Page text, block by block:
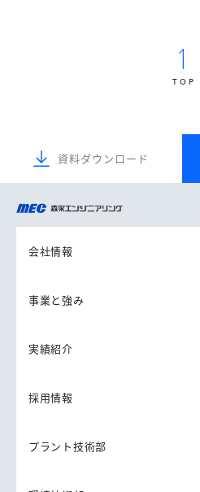
TOP
資料ダウンロード
森永エンジニアリング
株式会社
会社情報
事業と強み
実績紹介
採用情報
プラント技術部